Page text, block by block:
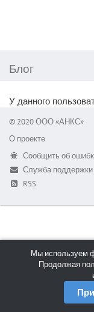
Блог
У данного
© 2020 ООО «АНКС»
О проекте
Сообщить об
Служба поддержки
RSS
Мы используем
Продолжая